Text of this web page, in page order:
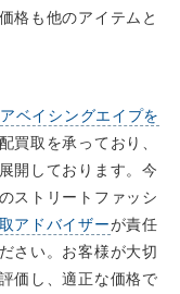
格も他のアイテムと
アベイシングエイプを
買取を承っており、
開しております。今
ストリートファッシ
アドバイザーが責任
さい。お客様が大切
価し、適正な価格で